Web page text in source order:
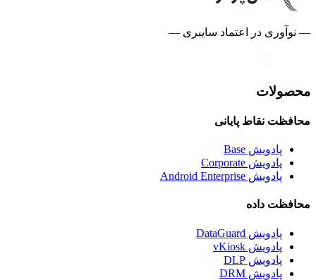
— نوآوری در اعتماد سایبری —
محصولات
محافظت نقاط پایانی
پادویش Base
پادویش Corporate
پادویش Android Enterprise
محافظت داده
پادویش DataGuard
پادویش vKiosk
پادویش DLP
پادویش DRM